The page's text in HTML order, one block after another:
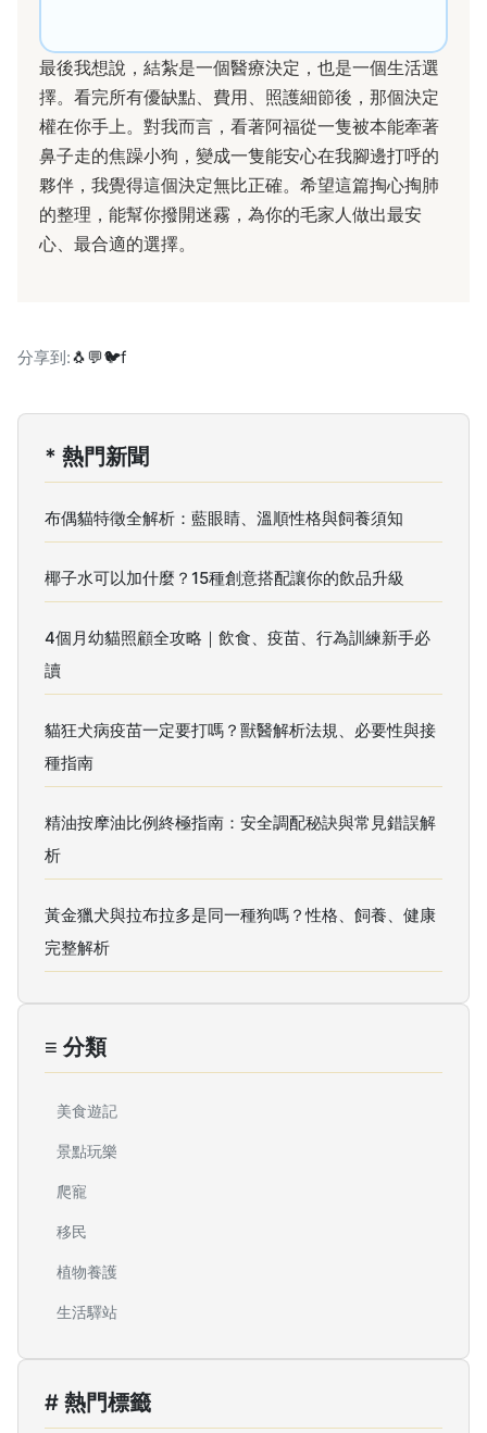
最後我想說，結紮是一個醫療決定，也是一個生活選
擇。看完所有優缺點、費用、照護細節後，那個決定
權在你手上。對我而言，看著阿福從一隻被本能牽著
鼻子走的焦躁小狗，變成一隻能安心在我腳邊打呼的
夥伴，我覺得這個決定無比正確。希望這篇掏心掏肺
的整理，能幫你撥開迷霧，為你的毛家人做出最安
心、最合適的選擇。
分享到:🐧💬🐦f
* 熱門新聞
布偶貓特徵全解析：藍眼睛、溫順性格與飼養須知
椰子水可以加什麼？15種創意搭配讓你的飲品升級
4個月幼貓照顧全攻略｜飲食、疫苗、行為訓練新手必
讀
貓狂犬病疫苗一定要打嗎？獸醫解析法規、必要性與接
種指南
精油按摩油比例終極指南：安全調配秘訣與常見錯誤解
析
黃金獵犬與拉布拉多是同一種狗嗎？性格、飼養、健康
完整解析
≡ 分類
美食遊記
景點玩樂
爬寵
移民
植物養護
生活驛站
# 熱門標籤